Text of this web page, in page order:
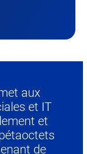
aux
et IT
et
de